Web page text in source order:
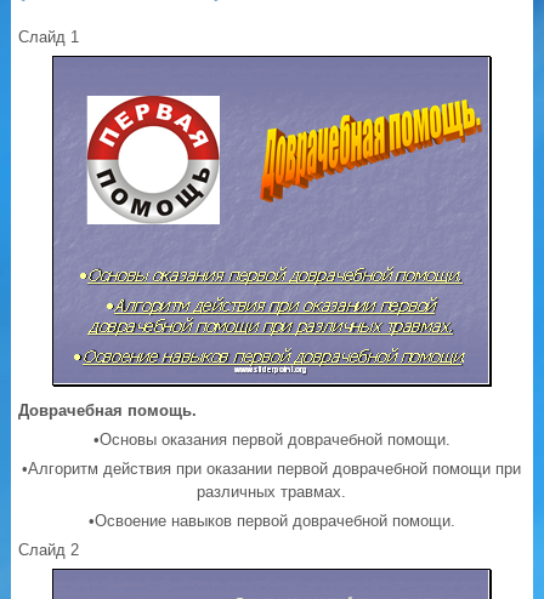
Слайд 1
Доврачебная помощь.
•Основы оказания первой доврачебной помощи.
•Алгоритм действия при оказании первой доврачебной помощи при
различных травмах.
•Освоение навыков первой доврачебной помощи.
Слайд 2